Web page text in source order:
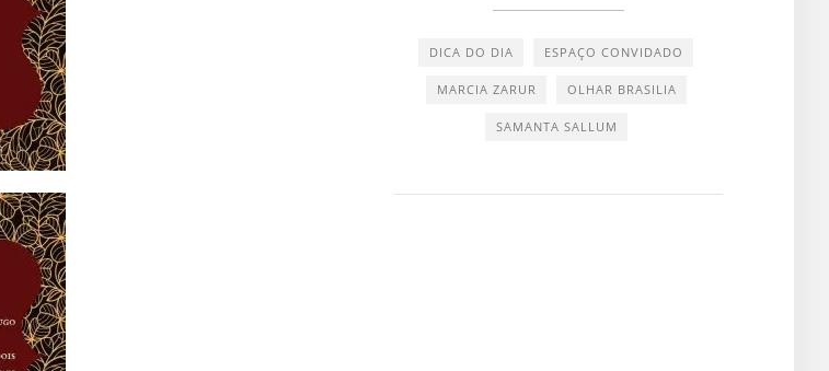
DICA DO DIA ESPAÇO CONVIDADO
MARCIA ZARUR OLHAR BRASILIA
SAMANTA SALLUM